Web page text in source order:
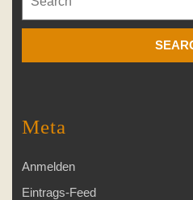
for:
Meta
Anmelden
Eintrags-Feed